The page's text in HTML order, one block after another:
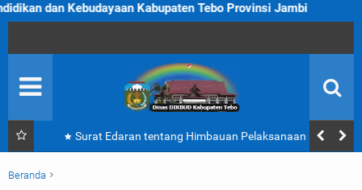
Kabupaten Tebo Provinsi Jambi
Surat Edaran tentang Himbauan Pelaksanaan Hari
Belajar Guru | Disdikbud Kabupaten Tebo
Beranda
PROFIL
U P T D
SOP
TEBO PINTAR